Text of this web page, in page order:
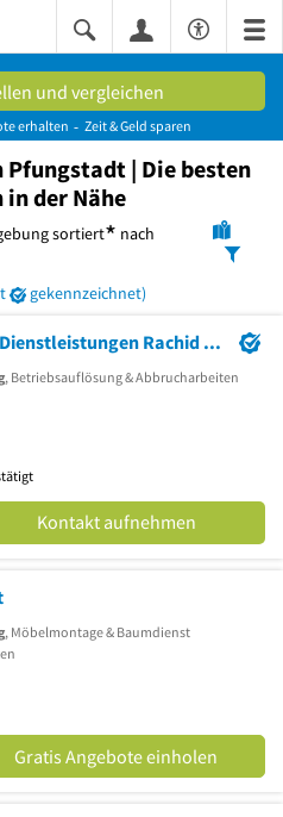
und vergleichen
erhalten Zeit & Geld sparen
| Die besten
der Nähe
sortiert* nach
gekennzeichnet)
Gebäudereinigung und Dienstleistungen Rachid Sahraoui
, Betriebsauflösung & Abbrucharbeiten
Kontakt aufnehmen
, Möbelmontage & Baumdienst
Gratis Angebote einholen